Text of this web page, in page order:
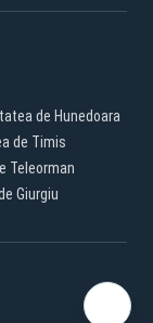
de Hunedoara
de Timis
Teleorman
Giurgiu